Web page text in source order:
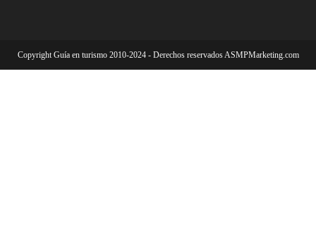
Copyright Guía en turismo 2010-2024 - Derechos reservados ASMPMarketing.com